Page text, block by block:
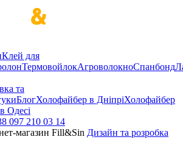
Клей для
ТермовойлокАгроволокноСпанбонд
та
БлогХолофайбер в ДніпріХолофайбер
Одесі
097 210 03 14
магазин Fill&Sin Дизайн та розробка